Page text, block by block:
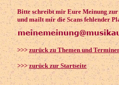
Bitte schreibt mir Eure Meinung zur
und mailt mir die Scans fehlender
>>>zurück zu Themen und
>>>zurück zur Startseite